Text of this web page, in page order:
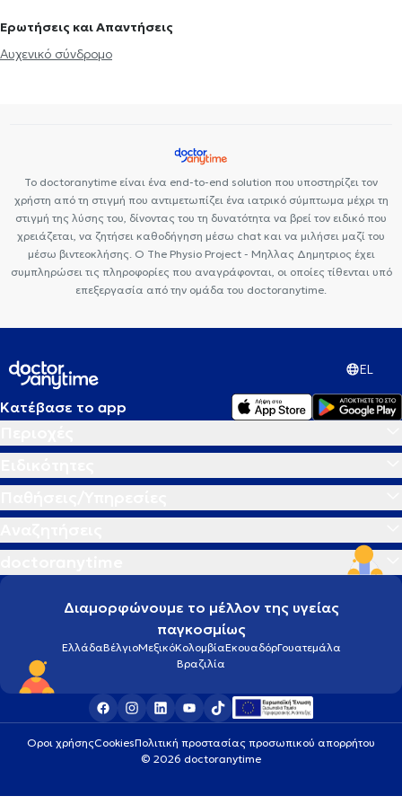
Ερωτήσεις και Απαντήσεις
Αυχενικό σύνδρομο
Το doctoranytime είναι ένα end-to-end solution που υποστηρίζει τον
χρήστη από τη στιγμή που αντιμετωπίζει ένα ιατρικό σύμπτωμα μέχρι τη
στιγμή της λύσης του, δίνοντας του τη δυνατότητα να βρεί τον ειδικό που
χρειάζεται, να ζητήσει καθοδήγηση μέσω chat και να μιλήσει μαζί του
μέσω βιντεοκλήσης. Ο The Physio Project - Μηλλας Δημητριος έχει
συμπληρώσει τις πληροφορίες που αναγράφονται, οι οποίες τίθενται υπό
επεξεργασία από την ομάδα του doctoranytime.
EL
Κατέβασε το app
Διαμορφώνουμε το μέλλον της υγείας
παγκοσμίως
ΕλλάδαΒέλγιοΜεξικόΚολομβίαΕκουαδόρΓουατεμάλα
Βραζιλία
Οροι χρήσηςCookiesΠολιτική προστασίας προσωπικού απορρήτου
© 2026 doctoranytime